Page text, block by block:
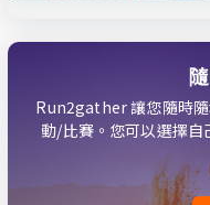
Run2gather 讓您隨時
動/比賽。您可以選擇